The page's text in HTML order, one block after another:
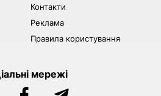
Контакти
Реклама
Правила користування
мережі